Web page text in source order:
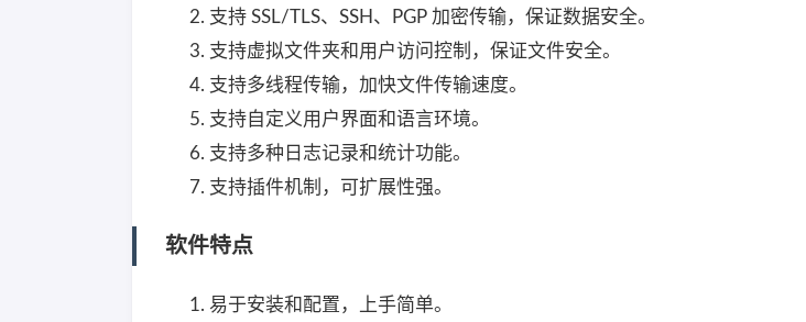
支持 SSL/TLS、SSH、PGP 加密传输，保证数据安全。
支持虚拟文件夹和用户访问控制，保证文件安全。
支持多线程传输，加快文件传输速度。
支持自定义用户界面和语言环境。
支持多种日志记录和统计功能。
支持插件机制，可扩展性强。
软件特点
易于安装和配置，上手简单。